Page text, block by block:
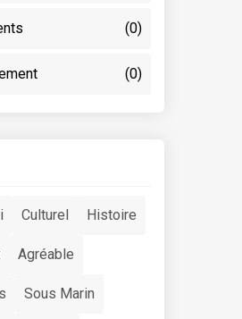
(0)
(0)
Culturel Histoire
Agréable
Sous Marin